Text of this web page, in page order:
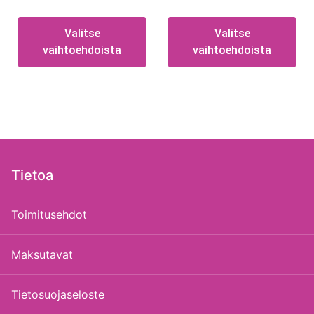
Valitse
vaihtoehdoista
Valitse
vaihtoehdoista
Tietoa
Toimitusehdot
Maksutavat
Tietosuojaseloste